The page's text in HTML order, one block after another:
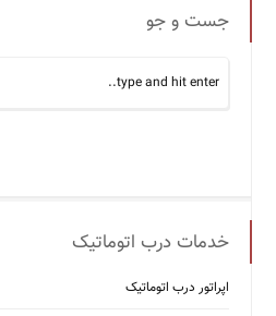
جست و جو
خدمات درب اتوماتیک
اپراتور درب اتوماتیک